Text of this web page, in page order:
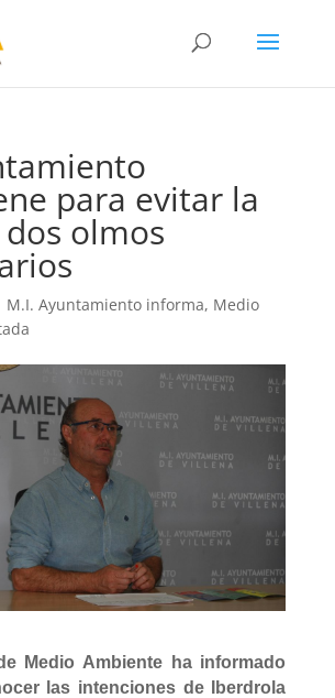
para evitar la
olmos
M.I. Ayuntamiento informa, Medio
Medio Ambiente ha informado
las intenciones de Iberdrola